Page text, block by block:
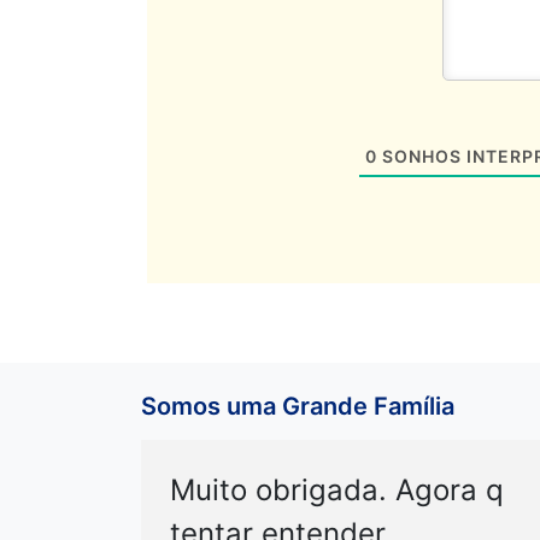
0 SONHOS
Somos uma Grande Família
Muito obrigada. Agora q